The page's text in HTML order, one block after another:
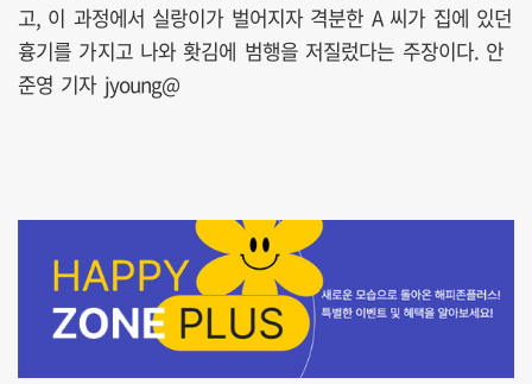
고, 이 과정에서 실랑이가 벌어지자 격분한 A 씨가 집에 있던
흉기를 가지고 나와 홧김에 범행을 저질렀다는 주장이다. 안
준영 기자 jyoung@